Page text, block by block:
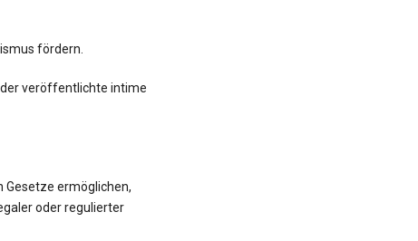
fördern.
veröffentlichte intime
Gesetze ermöglichen,
oder regulierter